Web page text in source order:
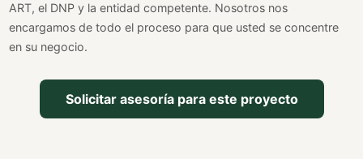
ART, el DNP y la entidad competente. Nosotros nos
encargamos de todo el proceso para que usted se concentre
en su negocio.
Solicitar asesoría para este proyecto